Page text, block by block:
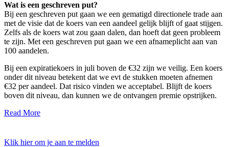
Wat is een geschreven put?
Bij een geschreven put gaan we een gematigd directionele trade aan
met de visie dat de koers van een aandeel gelijk blijft of gaat stijgen.
Zelfs als de koers wat zou gaan dalen, dan hoeft dat geen probleem
te zijn. Met een geschreven put gaan we een afnameplicht aan van
100 aandelen.
Bij een expiratiekoers in juli boven de €32 zijn we veilig. Een koers
onder dit niveau betekent dat we evt de stukken moeten afnemen
€32 per aandeel. Dat risico vinden we acceptabel. Blijft de koers
boven dit niveau, dan kunnen we de ontvangen premie opstrijken.
Read More
Klik hier om je aan te melden